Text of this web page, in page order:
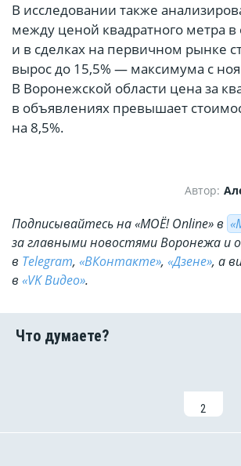
В исследовании также
между ценой квадратного метра
и в сделках на первичном рынке
вырос до 15,5% — максимума с
В Воронежской области цена за
в объявлениях превышает
на 8,5%.
Автор:
Подписывайтесь на «МОЁ! Online» в
за главными новостями Воронежа и
в Telegram, «ВКонтакте», «Дзене», а
в «VK Видео».
2